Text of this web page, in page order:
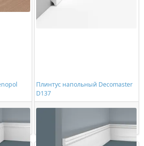
Плинтус напольный Decomaster
D137
862,00 ₽/шт
Купить